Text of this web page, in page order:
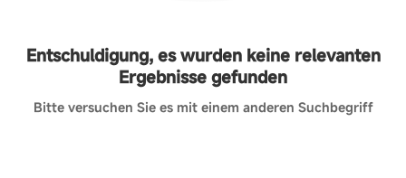
Entschuldigung, es wurden keine relevanten
Ergebnisse gefunden
Bitte versuchen Sie es mit einem anderen Suchbegriff